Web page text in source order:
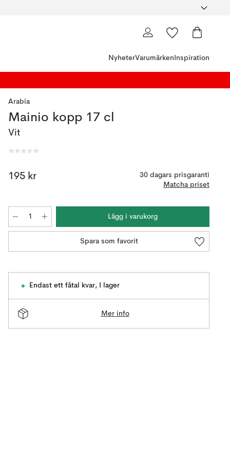
NyheterVarumärken Inspiration
Arabia
Mainio kopp 17 cl
Vit
195 kr
30 dagars prisgaranti
Matcha priset
Lägg i varukorg
Spara som favorit
Endast ett fåtal kvar, I lager
Mer info